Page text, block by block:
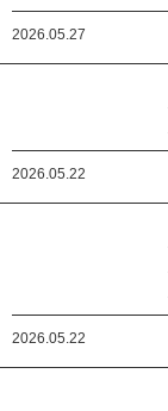
2026.05.27
2026.05.22
2026.05.22